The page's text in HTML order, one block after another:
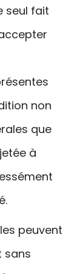
seul fait
non
que
à
peuvent
sans